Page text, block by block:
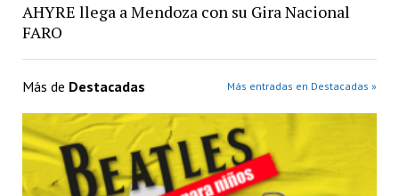
AHYRE llega a Mendoza con su Gira Nacional
FARO
Más de Destacadas Más entradas en Destacadas »